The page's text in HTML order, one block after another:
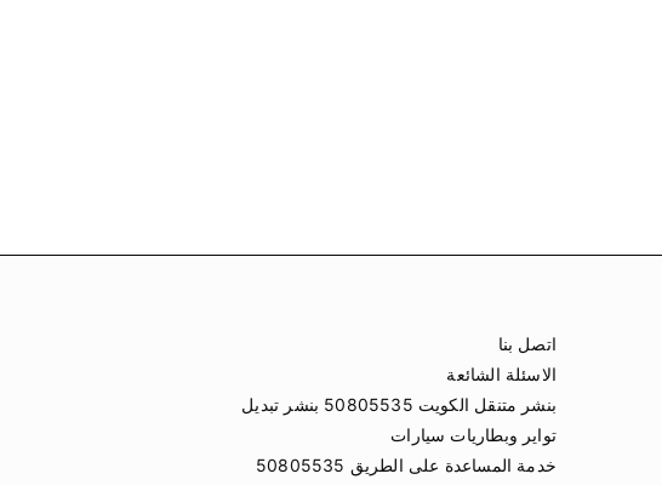
اتصل بنا
الاسئلة الشائعة
بنشر متنقل الكويت 50805535 بنشر تبديل
تواير وبطاريات سيارات
خدمة المساعدة على الطريق 50805535